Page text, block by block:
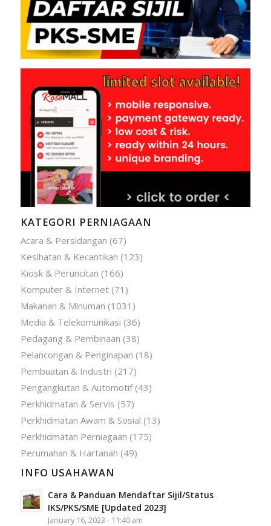
KATEGORI PERNIAGAAN
Acara & Persidangan (67)
Kesihatan & Kecantikan (123)
Kiosk & Peruncitan (166)
Komputer & Internet(71)
Makanan & Minuman (1031)
Media & Telekomunikasi (36)
Pedagang & Pembinaan (38)
Pelancongan & Penginapan (18)
Pembuatan & Industri (217)
Pengangkutan & Automotif(43)
Perkhidmatan & Servis (57)
Perkhidmatan Awam & Sosial (13)
Perkhidmatan Perniagaan (175)
Perumahan & Hartanah (49)
INFO USAHAWAN
Cara & Panduan Mendaftar Sijil/Status
IKS/PKS/SME [Updated 2023]
January 16, 2023 - 11:40 am